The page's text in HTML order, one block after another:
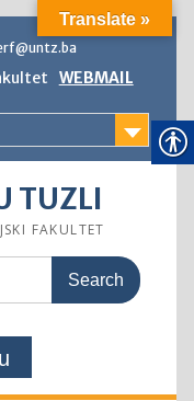
WEBMAIL
TUZLI
FAKULTET
Translate »